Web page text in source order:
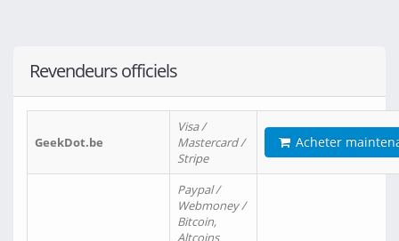
Revendeurs officiels
GeekDot.be
Visa /
Mastercard /
Stripe
Acheter
Paypal /
Webmoney /
Bitcoin,
Altcoins